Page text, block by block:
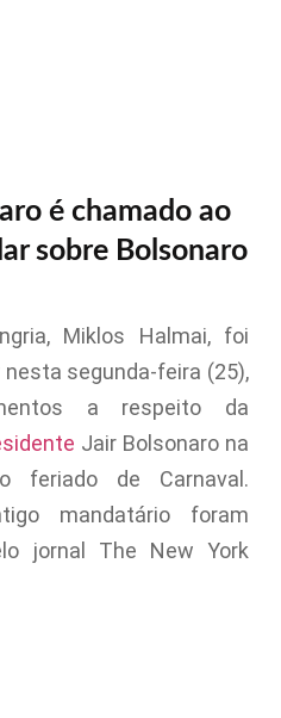
é chamado ao
sobre Bolsonaro
Miklos Halmai, foi
segunda-feira (25),
a respeito da
Jair Bolsonaro na
feriado de Carnaval.
mandatário foram
jornal The New York